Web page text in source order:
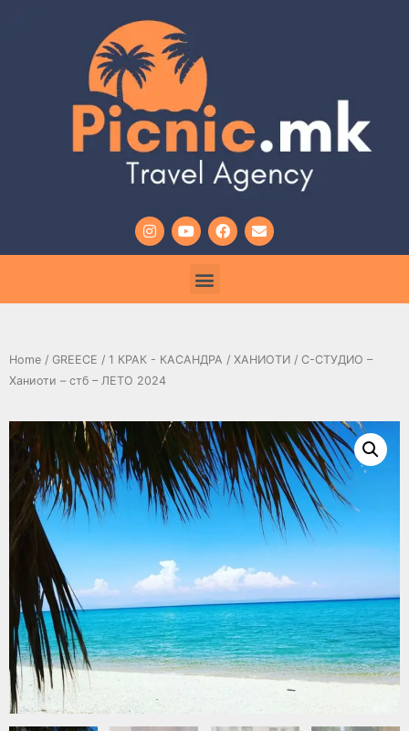
Home / GREECE / 1 КРАК - КАСАНДРА / ХАНИОТИ / С-СТУДИО –
Ханиоти – стб – ЛЕТО 2024